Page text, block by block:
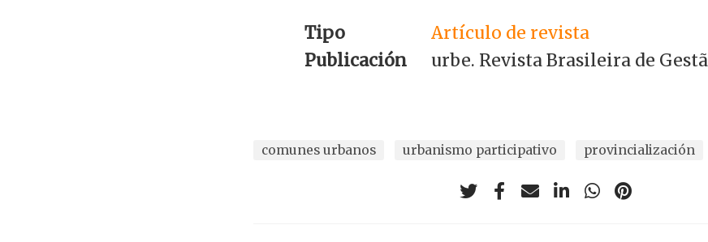
Tipo
Artículo de revista
Publicación
urbe. Revista Brasileira de
comunes urbanos urbanismo participativo provincialización